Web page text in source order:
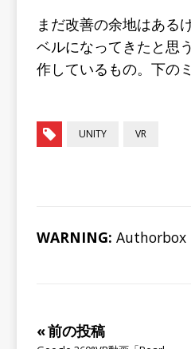
まだ改善の余地はある
ベルになってきたと思
作しているもの。下の
UNITY VR
WARNING: Authorbox
« 前の投稿